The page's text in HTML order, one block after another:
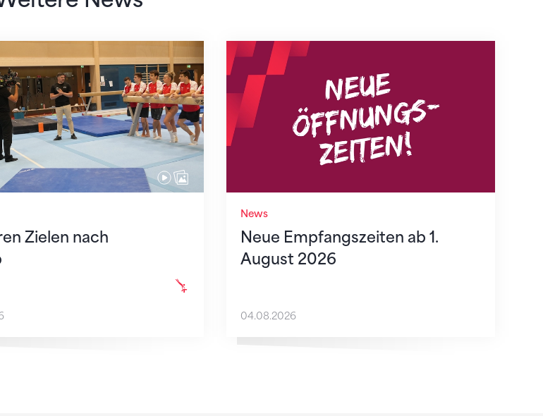
Zielen nach
Zielen nach Zagreb
News
Neue Empfangszeiten ab 1.
August 2026
Neue Empfangszeiten ab 1. August 2026
04.08.2026